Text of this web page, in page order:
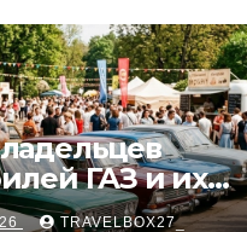
ГАЗ и их
TRAVELBOX27_